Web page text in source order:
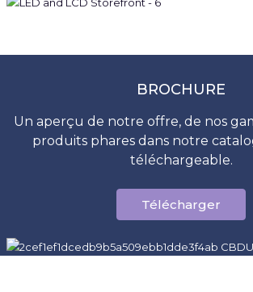
BROCHURE
Un aperçu de notre offre, de nos
produits phares dans notre
téléchargeable.
Télécharger